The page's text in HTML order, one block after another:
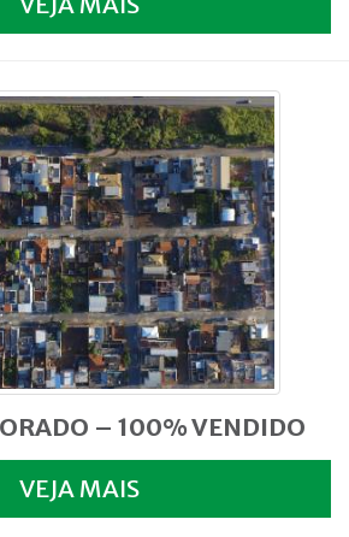
– 100% VENDIDO
VEJA MAIS